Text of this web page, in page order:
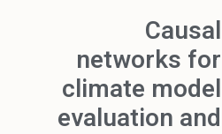
Causal
networks for
climate model
evaluation and